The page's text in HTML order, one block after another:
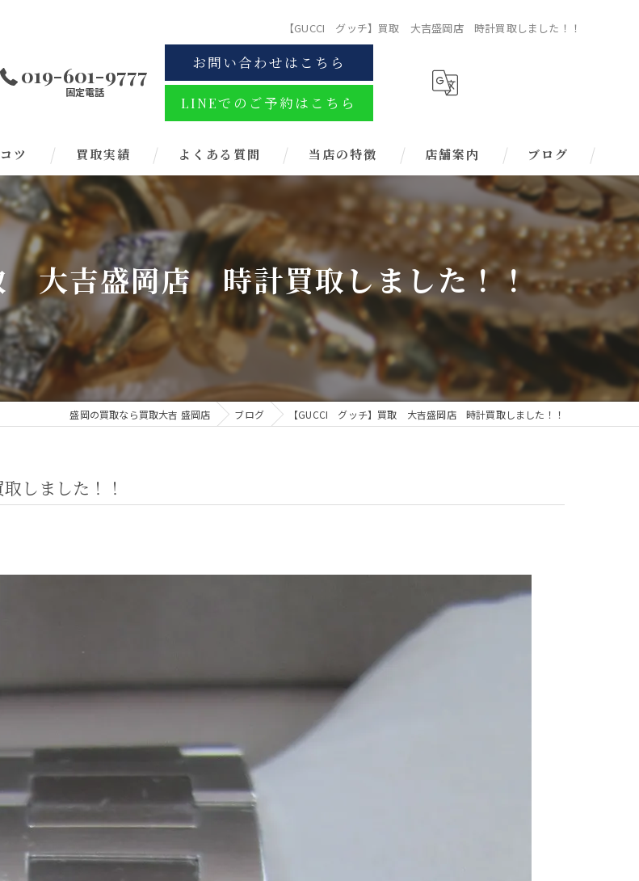
【GUCCI グッチ】買取 大吉盛岡店 時計買取しました！！
019-601-9777
固定電話
お問い合わせはこちら
LINEでのご予約はこちら
ツ 買取実績 よくある質問 当店の特徴
ブランド
お酒
金券
時計
店舗案内 ブログ
大吉盛岡店 時計買取しました！！
盛岡の買取なら買取大吉 盛岡店 ブログ 【GUCCI グッチ】買取 大吉盛岡店 時計買取しました！！
しました！！